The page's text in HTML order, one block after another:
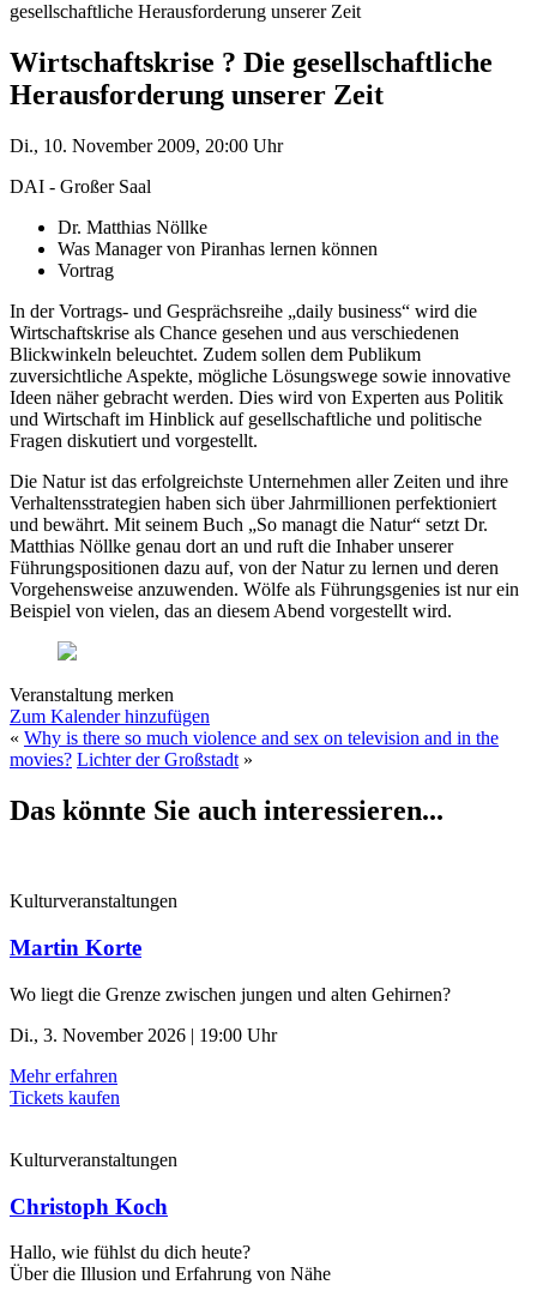
gesellschaftliche Herausforderung unserer Zeit
Wirtschaftskrise ? Die gesellschaftliche
Herausforderung unserer Zeit
Di., 10. November 2009, 20:00 Uhr
DAI - Großer Saal
Dr. Matthias Nöllke
Was Manager von Piranhas lernen können
Vortrag
In der Vortrags- und Gesprächsreihe „daily business“ wird die
Wirtschaftskrise als Chance gesehen und aus verschiedenen
Blickwinkeln beleuchtet. Zudem sollen dem Publikum
zuversichtliche Aspekte, mögliche Lösungswege sowie innovative
Ideen näher gebracht werden. Dies wird von Experten aus Politik
und Wirtschaft im Hinblick auf gesellschaftliche und politische
Fragen diskutiert und vorgestellt.
Die Natur ist das erfolgreichste Unternehmen aller Zeiten und ihre
Verhaltensstrategien haben sich über Jahrmillionen perfektioniert
und bewährt. Mit seinem Buch „So managt die Natur“ setzt Dr.
Matthias Nöllke genau dort an und ruft die Inhaber unserer
Führungspositionen dazu auf, von der Natur zu lernen und deren
Vorgehensweise anzuwenden. Wölfe als Führungsgenies ist nur ein
Beispiel von vielen, das an diesem Abend vorgestellt wird.
Veranstaltung merken
Zum Kalender hinzufügen
« Why is there so much violence and sex on television and in the
movies? Lichter der Großstadt »
Das könnte Sie auch interessieren...
Kulturveranstaltungen
Martin Korte
Wo liegt die Grenze zwischen jungen und alten Gehirnen?
Di., 3. November 2026 | 19:00 Uhr
Mehr erfahren
Tickets kaufen
Kulturveranstaltungen
Christoph Koch
Hallo, wie fühlst du dich heute?
Über die Illusion und Erfahrung von Nähe